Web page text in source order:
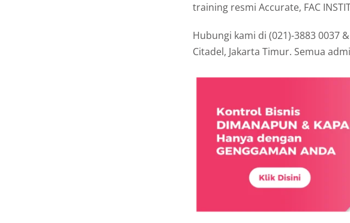
training resmi Accurate, FAC
Hubungi kami di (021)-3883 0037 &
Citadel, Jakarta Timur. Semua